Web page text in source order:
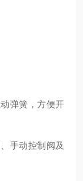
弹簧，方便开
手动控制阀及